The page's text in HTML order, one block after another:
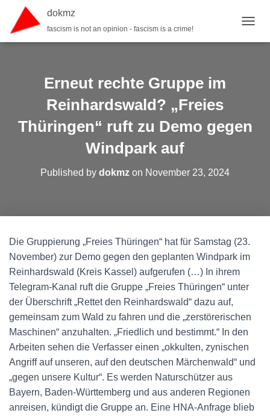
dokmz
fascism is not an opinion - fascism is a crime!
Erneut rechte Gruppe im
Reinhardswald? „Freies
Thüringen“ ruft zu Demo gegen
Windpark auf
Published by dokmz on November 23, 2024
Die Gruppierung „Freies Thüringen“ hat für Samstag (23.
November) zur Demo gegen den geplanten Windpark im
Reinhardswald (Kreis Kassel) aufgerufen (…) In ihrem
Telegram-Kanal ruft die Gruppe „Freies Thüringen“ unter
der Überschrift „Rettet den Reinhardswald“ dazu auf,
gemeinsam zum Wald zu fahren und die „zerstörerischen
Maschinen“ anzuhalten. „Friedlich und bestimmt.“ In den
Arbeiten sehen die Verfasser einen „okkulten, zynischen
Angriff auf unseren, auf den deutschen Märchenwald“ und
„gegen unsere Kultur“. Es werden Naturschützer aus
Bayern, Baden-Württemberg und aus anderen Regionen
anreisen, kündigt die Gruppe an. Eine HNA-Anfrage blieb